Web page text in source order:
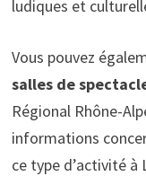
ludiques et
Vous pouvez
salles de
Régional Rhône-
informations
ce type d’activité à